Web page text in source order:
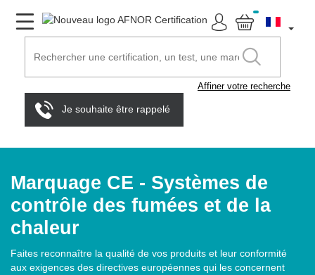
Affiner votre recherche
Je souhaite être rappelé
Marquage CE - Systèmes de
contrôle des fumées et de la
chaleur
Faites reconnaître la qualité de vos produits et leur conformité
aux exigences des directives européennes qui les concernent